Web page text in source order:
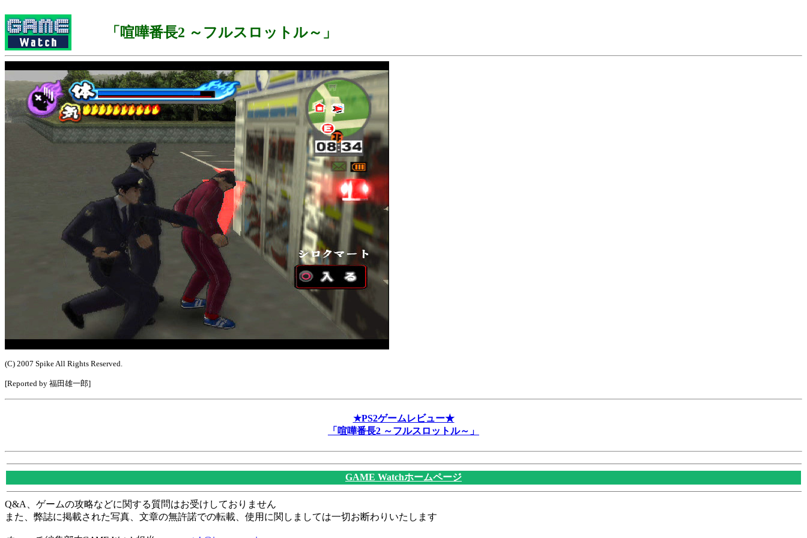
「喧嘩番長2 ～フルスロットル～」
(C) 2007 Spike All Rights Reserved.
[Reported by 福田雄一郎]
★PS2ゲームレビュー★
「喧嘩番長2 ～フルスロットル～」
GAME Watchホームページ
Q&A、ゲームの攻略などに関する質問はお受けしておりません
また、弊誌に掲載された写真、文章の無許諾での転載、使用に関しましては一切お断わりいたします